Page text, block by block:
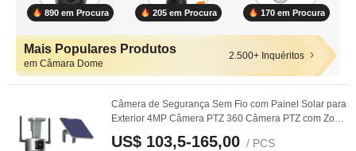
890 em Procura 205 em Procura 170 em Procura
Mais Populares Produtos
em Câmara Dome
2.500+ Inquéritos
Câmera de Segurança Sem Fio com Painel Solar para
Exterior 4MP Câmera PTZ 360 Câmera PTZ com Zoom
US$ 103,5-165,00 / PCS